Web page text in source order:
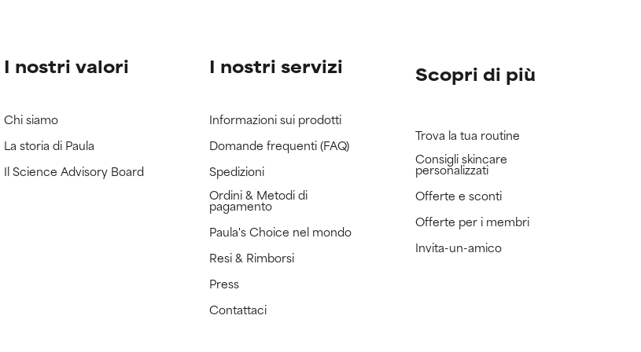
I nostri valori
Chi siamo
La storia di Paula
Il Science Advisory Board
I nostri servizi
Informazioni sui prodotti
Domande frequenti (FAQ)
Spedizioni
Ordini & Metodi di
pagamento
Paula's Choice nel mondo
Resi & Rimborsi
Press
Contattaci
Scopri di più
Trova la tua routine
Consigli skincare
personalizzati
Offerte e sconti
Offerte per i membri
Invita-un-amico